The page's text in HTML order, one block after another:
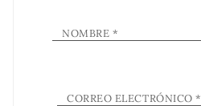
NOMBRE *
CORREO ELECTRÓNICO*